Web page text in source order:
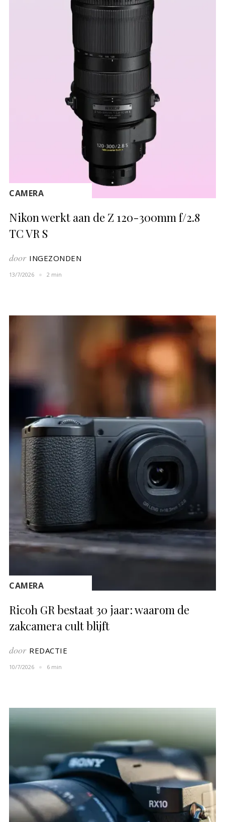
CAMERA
Nikon werkt aan de Z 120-300mm f/2.8
TC VR S
door INGEZONDEN
13/7/2026 2 min
CAMERA
Ricoh GR bestaat 30 jaar: waarom de
zakcamera cult blijft
door REDACTIE
10/7/2026 6 min